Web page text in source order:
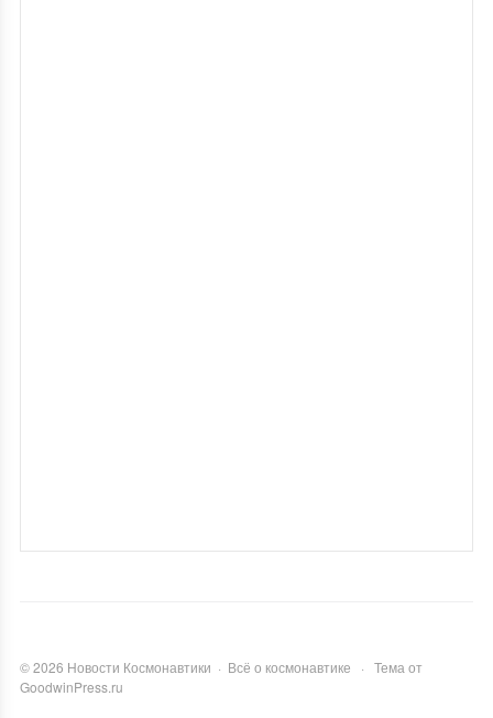
©2026 Новости Космонавтики · Всё о космонавтике · Тема от
GoodwinPress.ru